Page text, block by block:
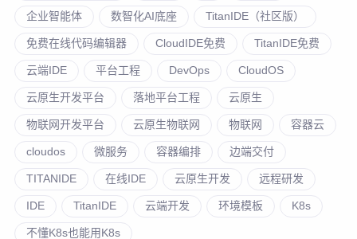
企业智能体 数智化AI底座 TitanIDE（社区版）
免费在线代码编辑器 CloudIDE免费 TitanIDE免费
云端IDE 平台工程 DevOps CloudOS
云原生开发平台 落地平台工程 云原生
物联网开发平台 云原生物联网 物联网 容器云
cloudos 微服务 容器编排 边端交付
TITANIDE 在线IDE 云原生开发 远程研发
IDE TitanIDE 云端开发 环境模板 K8s
不懂K8s也能用K8s